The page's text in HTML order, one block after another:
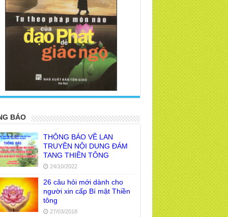
BÁO
THÔNG BÁO VỀ LAN
TRUYỀN NỘI DUNG ĐÁM
TANG THIỀN TÔNG
24/10/2022
26 câu hỏi mới dành cho
người xin cấp Bí mật Thiền
tông
27/03/2018